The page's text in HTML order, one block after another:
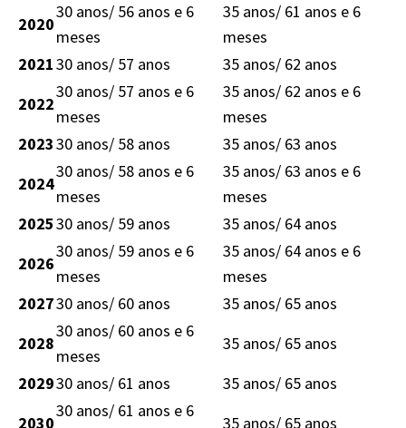
2020
30 anos/ 56 anos e 6
meses
35 anos/ 61 anos e 6
meses
202130 anos/ 57 anos
35 anos/ 62 anos
2022
30 anos/ 57 anos e 6
meses
35 anos/ 62 anos e 6
meses
202330 anos/ 58 anos
35 anos/ 63 anos
2024
30 anos/ 58 anos e 6
meses
35 anos/ 63 anos e 6
meses
202530 anos/ 59 anos
35 anos/ 64 anos
2026
30 anos/ 59 anos e 6
meses
35 anos/ 64 anos e 6
meses
202730 anos/ 60 anos
35 anos/ 65 anos
2028
30 anos/ 60 anos e 6
meses
35 anos/ 65 anos
202930 anos/ 61 anos
35 anos/ 65 anos
2030
30 anos/ 61 anos e 6
35 anos/ 65 anos